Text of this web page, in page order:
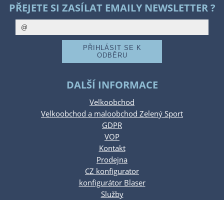
PŘEJETE SI ZASÍLAT EMAILY NEWSLETTER ?
DALŠÍ INFORMACE
Velkoobchod
Velkoobchod a maloobchod Zelený Sport
GDPR
VOP
Kontakt
Prodejna
CZ konfigurator
konfigurátor Blaser
Služby